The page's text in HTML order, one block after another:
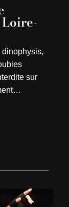
dinophysis,
sur